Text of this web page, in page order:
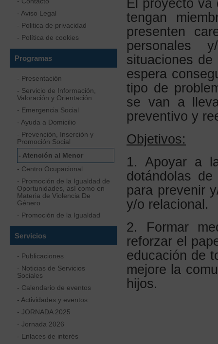
- Aviso Legal
- Politica de privacidad
- Política de cookies
Programas
- Presentación
- Servicio de Información,
Valoración y Orientación
- Emergencia Social
- Ayuda a Domicilio
- Prevención, Inserción y
Promoción Social
- Atención al Menor
- Centro Ocupacional
- Promoción de la Igualdad de
Oportunidades, así como en
Materia de Violencia De
Género
- Promoción de la Igualdad
Servicios
- Publicaciones
- Noticias de Servicios
Sociales
- Calendario de eventos
- Actividades y eventos
- JORNADA 2025
- Jornada 2026
- Enlaces de interés
El proyecto va
tengan
presenten
personales
situaciones
espera
tipo de
se van a
preventivo y
Objetivos:
1. Apoyar a
dotándolas
para prevenir
y/o relacional.
2. Formar
reforzar el
educación de
mejore la
hijos.